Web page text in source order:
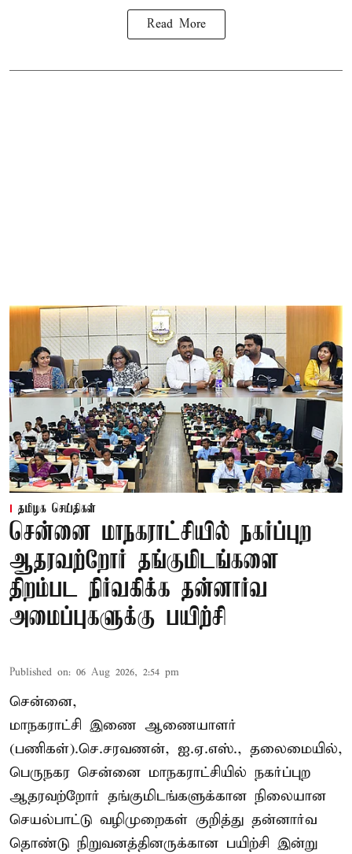
Read More
தமிழக செய்திகள்
சென்னை மாநகராட்சியில் நகர்ப்புற
ஆதரவற்றோர் தங்குமிடங்களை
திறம்பட நிர்வகிக்க தன்னார்வ
அமைப்புகளுக்கு பயிற்சி
Published on: 06 Aug 2026, 2:54 pm
சென்னை,
மாநகராட்சி இணை ஆணையாளர்
(பணிகள்).செ.சரவணன், ஐ.ஏ.எஸ்., தலைமையில்,
பெருநகர சென்னை மாநகராட்சியில் நகர்ப்புற
ஆதரவற்றோர் தங்குமிடங்களுக்கான நிலையான
செயல்பாட்டு வழிமுறைகள் குறித்து தன்னார்வ
தொண்டு நிறுவனத்தினருக்கான பயிற்சி இன்று